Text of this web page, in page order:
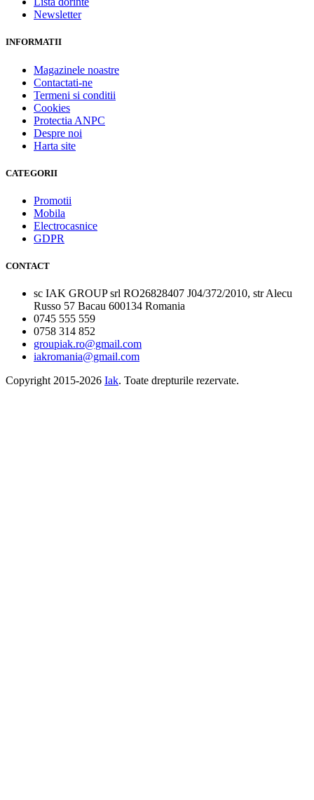
Newsletter
INFORMATII
Magazinele noastre
Contactati-ne
Termeni si conditii
Cookies
Protectia ANPC
Despre noi
Harta site
CATEGORII
Promotii
Mobila
Electrocasnice
GDPR
CONTACT
sc IAK GROUP srl RO26828407 J04/372/2010, str Alecu
Russo 57 Bacau 600134 Romania
0745 555 559
0758 314 852
groupiak.ro@gmail.com
iakromania@gmail.com
Copyright 2015-2026 Iak. Toate drepturile rezervate.